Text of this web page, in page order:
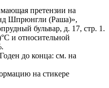
претензии на
Шпрюнгли (Раша)»,
бульвар, д. 17, стр. 1.
и относительной
до конца: см. на
на стикере